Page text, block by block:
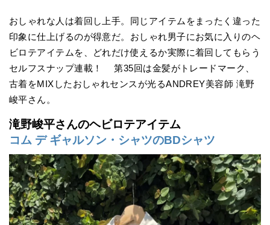
おしゃれな人は着回し上手。同じアイテムをまったく違った
印象に仕上げるのが得意だ。おしゃれ男子にお気に入りのヘ
ビロテアイテムを、どれだけ使えるか実際に着回してもらう
セルフスナップ連載！ 第35回は金髪がトレードマーク、
古着をMIXしたおしゃれセンスが光るANDREY美容師 滝野
峻平さん。
滝野峻平さんのヘビロテアイテム
コム デ ギャルソン・シャツのBDシャツ